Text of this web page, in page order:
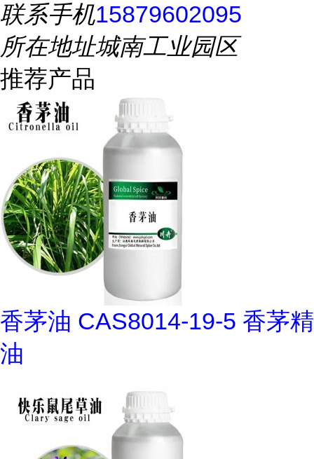
联系手机15879602095
所在地址城南工业园区
推荐产品
香茅油 CAS8014-19-5 香茅精
油